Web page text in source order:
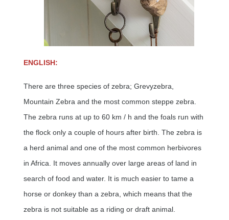
ENGLISH:
There are three species of zebra; Grevyzebra,
Mountain Zebra and the most common steppe zebra.
The zebra runs at up to 60 km / h and the foals run with
the flock only a couple of hours after birth. The zebra is
a herd animal and one of the most common herbivores
in Africa. It moves annually over large areas of land in
search of food and water. It is much easier to tame a
horse or donkey than a zebra, which means that the
zebra is not suitable as a riding or draft animal.